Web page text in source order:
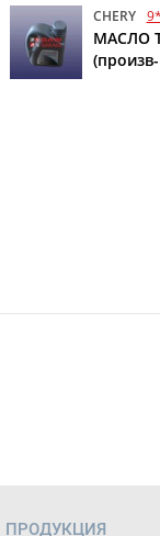
CHERY
МАСЛО
(произв-
ПРОДУКЦИЯ